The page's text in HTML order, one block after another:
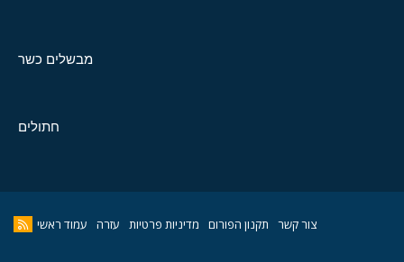
מבשלים כשר
חתולים
צור קשר תקנון הפורום מדיניות פרטיות עזרה עמוד ראשי